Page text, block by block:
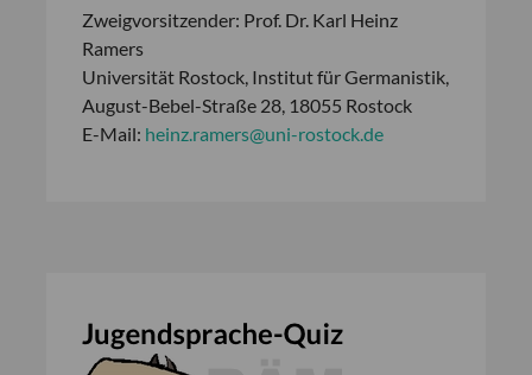
Zweigvorsitzender: Prof. Dr. Karl Heinz
Ramers
Universität Rostock, Institut für Germanistik,
August-Bebel-Straße 28, 18055 Rostock
E-Mail: heinz.ramers@uni-rostock.de